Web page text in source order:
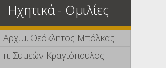
Ηχητικά - Ομιλίες
Αρχιμ. Θεόκλητος Μπόλκας
π. Συμεών Κραγιόπουλος